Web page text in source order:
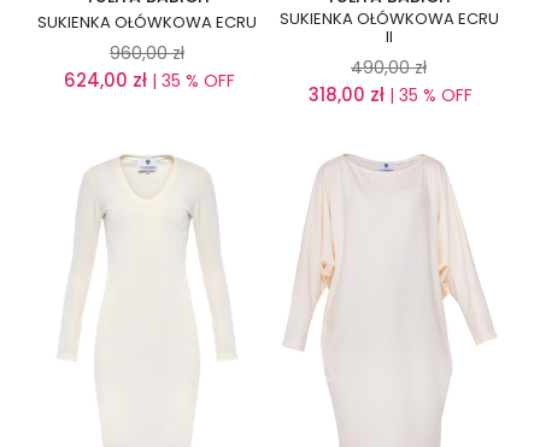
SUKIENKA OŁÓWKOWA ECRU
960,00 zł
624,00 zł| 35 % OFF
SUKIENKA OŁÓWKOWA ECRU
II
490,00 zł
318,00 zł | 35 % OFF